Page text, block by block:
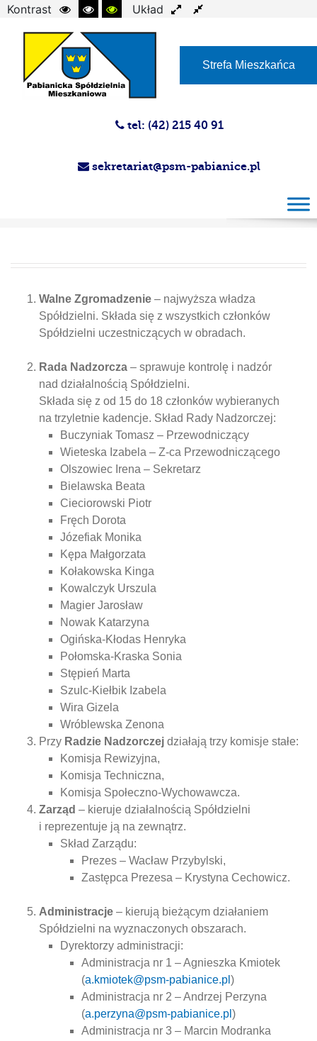
Kontrast
Układ
Strefa Mieszkańca
tel: (42) 215 40 91
sekretariat@psm-pabianice.pl
Walne Zgromadzenie – najwyższa władza
Spółdzielni. Składa się z wszystkich członków
Spółdzielni uczestniczących w obradach.
Rada Nadzorcza – sprawuje kontrolę i nadzór
nad działalnością Spółdzielni.
Składa się z od 15 do 18 członków wybieranych
na trzyletnie kadencje. Skład Rady Nadzorczej:
Buczyniak Tomasz – Przewodniczący
Wieteska Izabela – Z-ca Przewodniczącego
Olszowiec Irena – Sekretarz
Bielawska Beata
Cieciorowski Piotr
Fręch Dorota
Józefiak Monika
Kępa Małgorzata
Kołakowska Kinga
Kowalczyk Urszula
Magier Jarosław
Nowak Katarzyna
Ogińska-Kłodas Henryka
Połomska-Kraska Sonia
Stępień Marta
Szulc-Kiełbik Izabela
Wira Gizela
Wróblewska Zenona
Przy Radzie Nadzorczej działają trzy komisje stałe:
Komisja Rewizyjna,
Komisja Techniczna,
Komisja Społeczno-Wychowawcza.
Zarząd – kieruje działalnością Spółdzielni
i reprezentuje ją na zewnątrz.
Skład Zarządu:
Prezes – Wacław Przybylski,
Zastępca Prezesa – Krystyna Cechowicz.
Administracje – kierują bieżącym działaniem
Spółdzielni na wyznaczonych obszarach.
Dyrektorzy administracji:
Administracja nr 1 – Agnieszka Kmiotek
(a.kmiotek@psm-pabianice.pl )
Administracja nr 2 – Andrzej Perzyna
(a.perzyna@psm-pabianice.pl )
Administracja nr 3 – Marcin Modranka